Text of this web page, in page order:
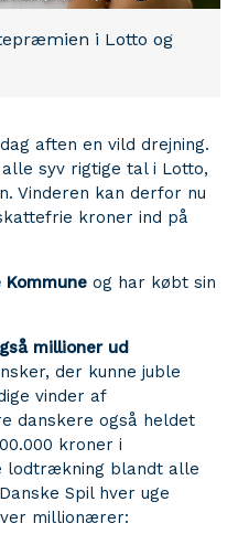
i Lotto og
aften en vild drejning.
syv rigtige tal i Lotto,
Vinderen kan derfor nu
kroner ind på
Kommune og har købt sin
millioner ud
der kunne juble
vinder af
danskere også heldet
kroner i
lodtrækning blandt alle
Spil hver uge
millionærer: